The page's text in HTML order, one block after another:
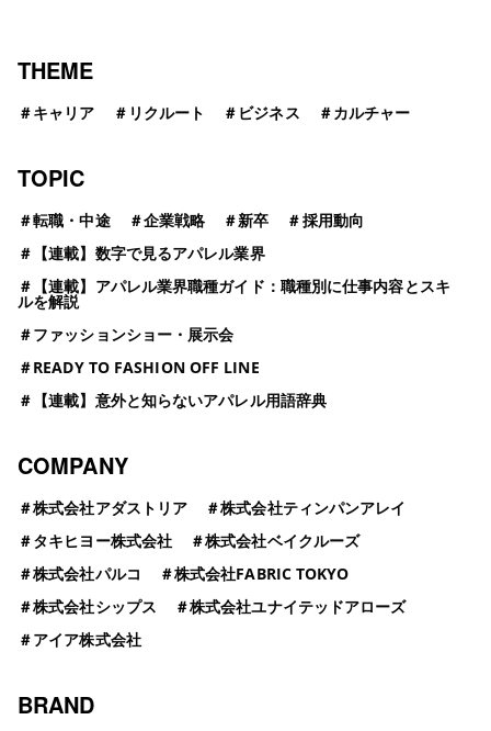
THEME
＃キャリア ＃ リクルート ＃ ビジネス ＃カルチャー
TOPIC
＃転職・中途 ＃企業戦略 ＃新卒 ＃採用動向
＃
【連載】数字で見るアパレル業界
＃
【連載】アパレル業界職種ガイド：職種別に仕事内容とスキ
ルを解説
＃ファッションショー・展示会
＃READY TO FASHION OFF LINE
＃
【連載】意外と知らないアパレル用語辞典
COMPANY
＃株式会社アダストリア ＃株式会社ティンパンアレイ
＃タキヒヨー株式会社 ＃株式会社ベイクルーズ
＃株式会社パルコ ＃株式会社FABRIC TOKYO
＃株式会社シップス ＃株式会社ユナイテッドアローズ
＃アイア株式会社
BRAND